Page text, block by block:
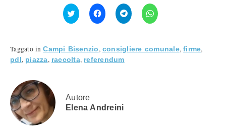
Fai
clic
qui
Twitter
(Si
apre
in
Fai
clic
per
condividere
(Si
apre
in
una
Fai
clic
per
condividere
(Si
apre
Fai
clic
per
(Si
apre
Taggato inCampi Bisenzio, consigliere comunale,firme,
pdl , piazza, raccolta, referendum
Autore
Elena Andreini